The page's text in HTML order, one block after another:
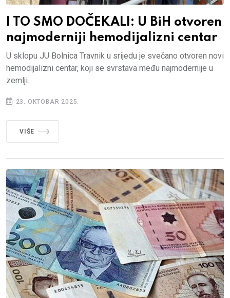
I TO SMO DOČEKALI: U BiH otvoren
najmoderniji hemodijalizni centar
U sklopu JU Bolnica Travnik u srijedu je svečano otvoren novi
hemodijalizni centar, koji se svrstava među najmodernije u
zemlji.
23. OKTOBAR 2025.
VIŠE